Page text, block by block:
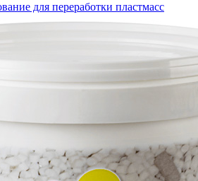
для переработки пластмасс